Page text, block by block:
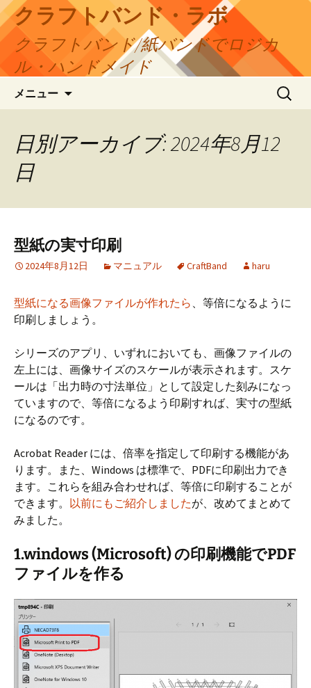
コ
ン
テ
ツ
ス
クラフトバンド・ラボ
クラフトバンド/紙バンドでロジカ
ル・ハンドメイド
メニュー
検
索:
日別アーカイブ: 2024年8月12
日
型紙の実寸印刷
2024年8月12日 マニュアル CraftBand haru
型紙になる画像ファイルが作れたら 、等倍になるように
印刷しましょう。
シリーズのアプリ、いずれにおいても、画像ファイルの
左上には、画像サイズのスケールが表示されます。スケ
ールは「出力時の寸法単位」として設定した刻みになっ
ていますので、等倍になるよう印刷すれば、実寸の型紙
になるのです。
Acrobat Reader には、倍率を指定して印刷する機能があ
ります。また、Windows は標準で、PDFに印刷出力でき
ます。これらを組み合わせれば、等倍に印刷することが
できます。 以前にもご紹介しましたが、改めてまとめて
みました。
1.windows (Microsoft) の印刷機能でPDF
ファイルを作る